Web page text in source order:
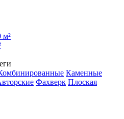
м²
Каменные
Фахверк Плоская